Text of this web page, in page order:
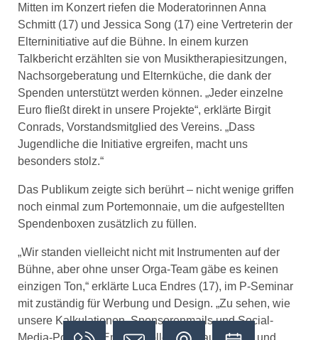
Mitten im Konzert riefen die Moderatorinnen Anna
Schmitt (17) und Jessica Song (17) eine Vertreterin der
Elterninitiative auf die Bühne. In einem kurzen
Talkbericht erzählten sie von Musiktherapiesitzungen,
Nachsorgeberatung und Elternküche, die dank der
Spenden unterstützt werden können. „Jeder einzelne
Euro fließt direkt in unsere Projekte“, erklärte Birgit
Conrads, Vorstandsmitglied des Vereins. „Dass
Jugendliche die Initiative ergreifen, macht uns
besonders stolz.“
Das Publikum zeigte sich berührt – nicht wenige griffen
noch einmal zum Portemonnaie, um die aufgestellten
Spendenboxen zusätzlich zu füllen.
„Wir standen vielleicht nicht mit Instrumenten auf der
Bühne, aber ohne unser Orga-Team gäbe es keinen
einzigen Ton,“ erklärte Luca Endres (17), im P-Seminar
mit zuständig für Werbung und Design. „Zu sehen, wie
unsere Kalkulationen, Sponsorenmails und Social-
Media-Posts am Ende in volle Zuschauerränge und